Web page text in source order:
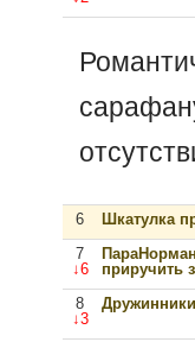
6
Шкатулка
7
↓6
приручить
8
↓3
Дружинники